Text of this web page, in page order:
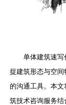
单体建筑速
捉建筑形态与空
的沟通工具。本
筑技术咨询服务结